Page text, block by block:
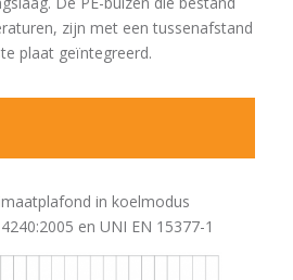
zijn met een tussenafstand
plaat geïntegreerd.
in koelmodus
en UNI EN 15377-1